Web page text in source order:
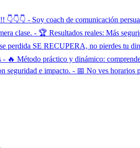
- Soy coach de comunicación
clase. - 🏆 Resultados reales: Más
perdida SE RECUPERA, no pierdes tu
Método práctico y dinámico:
e impacto. - 📅 No ves horarios